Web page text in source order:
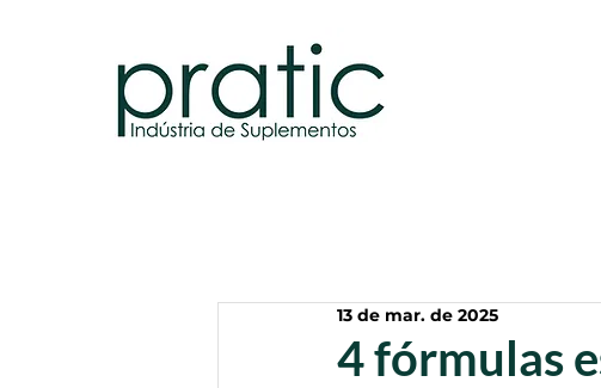
4 fórmulas
13 de mar. de 2025